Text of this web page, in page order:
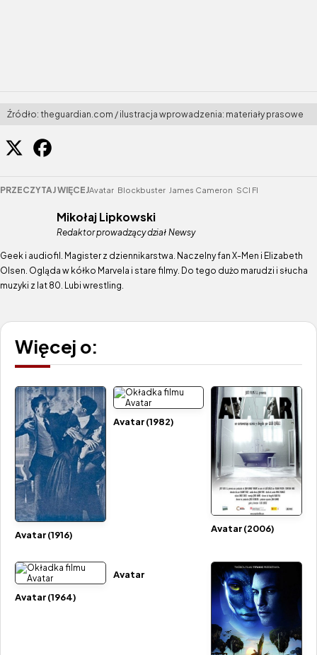
Źródło: theguardian.com / ilustracja wprowadzenia: materiały prasowe
PRZECZYTAJ WIĘCEJAvatar Blockbuster James Cameron SCI FI
Mikołaj Lipkowski
Redaktor prowadzący dział Newsy
Geek i audiofil. Magister z dziennikarstwa. Naczelny fan X-Men i Elizabeth
Olsen. Ogląda w kółko Marvela i stare filmy. Do tego dużo marudzi i słucha
muzyki z lat 80. Lubi wrestling.
Więcej o:
Avatar (1916)
Avatar (1982)
Avatar (2006)
Avatar (1964)
Avatar